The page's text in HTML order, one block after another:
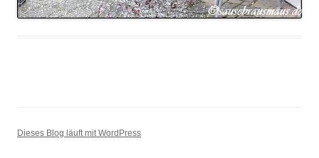
Dieses Blog läuft mit WordPress